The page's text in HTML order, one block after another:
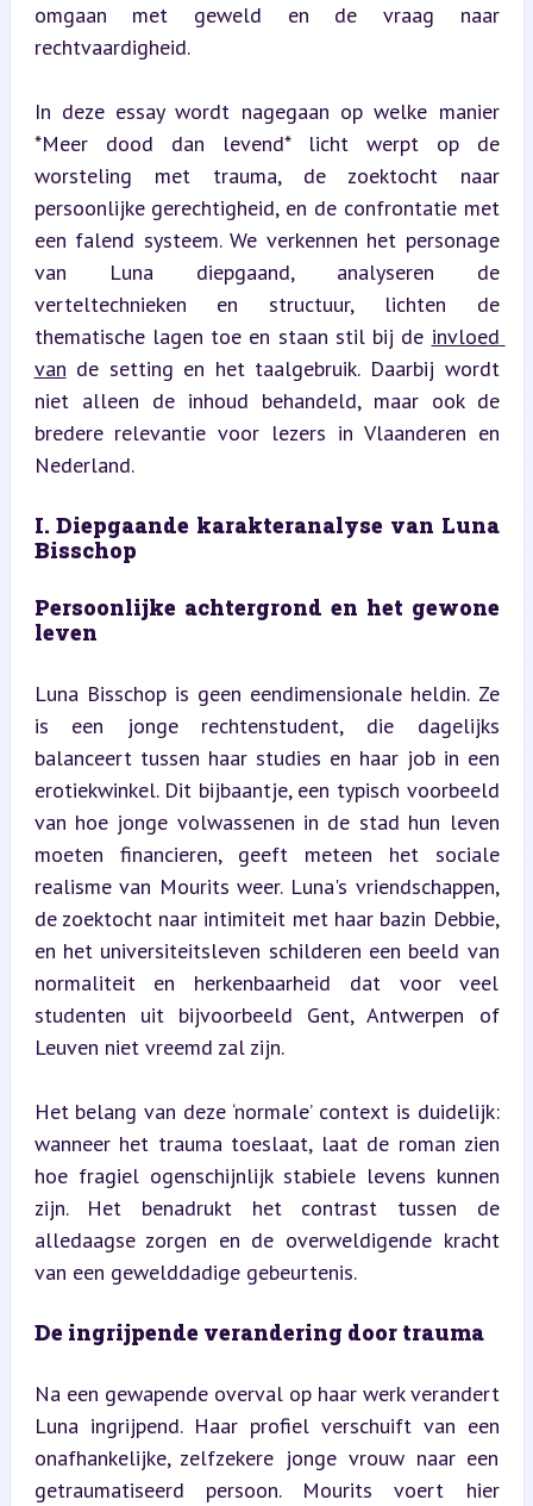
omgaan met geweld en de vraag naar
rechtvaardigheid.
In deze essay wordt nagegaan op welke manier
*Meer dood dan levend* licht werpt op de
worsteling met trauma, de zoektocht naar
persoonlijke gerechtigheid, en de confrontatie met
een falend systeem. We verkennen het personage
van Luna diepgaand, analyseren de
verteltechnieken en structuur, lichten de
thematische lagen toe en staan stil bij de invloed
van de setting en het taalgebruik. Daarbij wordt
niet alleen de inhoud behandeld, maar ook de
bredere relevantie voor lezers in Vlaanderen en
Nederland.
I. Diepgaande karakteranalyse van Luna
Bisschop
Persoonlijke achtergrond en het gewone
leven
Luna Bisschop is geen eendimensionale heldin. Ze
is een jonge rechtenstudent, die dagelijks
balanceert tussen haar studies en haar job in een
erotiekwinkel. Dit bijbaantje, een typisch voorbeeld
van hoe jonge volwassenen in de stad hun leven
moeten financieren, geeft meteen het sociale
realisme van Mourits weer. Luna's vriendschappen,
de zoektocht naar intimiteit met haar bazin Debbie,
en het universiteitsleven schilderen een beeld van
normaliteit en herkenbaarheid dat voor veel
studenten uit bijvoorbeeld Gent, Antwerpen of
Leuven niet vreemd zal zijn.
Het belang van deze ‘normale’ context is duidelijk:
wanneer het trauma toeslaat, laat de roman zien
hoe fragiel ogenschijnlijk stabiele levens kunnen
zijn. Het benadrukt het contrast tussen de
alledaagse zorgen en de overweldigende kracht
van een gewelddadige gebeurtenis.
De ingrijpende verandering door trauma
Na een gewapende overval op haar werk verandert
Luna ingrijpend. Haar profiel verschuift van een
onafhankelijke, zelfzekere jonge vrouw naar een
getraumatiseerd persoon. Mourits voert hier